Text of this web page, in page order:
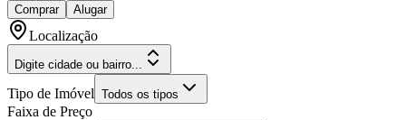
Comprar Alugar
Localização
Digite cidade ou bairro...
Tipo de Imóvel Todos os tipos
Faixa de Preço